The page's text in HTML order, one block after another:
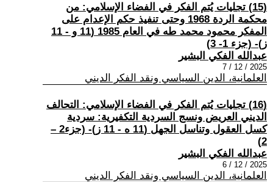
(15) تجليات يُتم الفكر في الفضاء الإسلامي: من
محكمة الردة 1968 وحتى تنفيذ حكم الإعدام على
المفكر محمود محمد طه في العام 1985 (11 و - 11
ز)- (جزء 1- 3)
عبدالله الفكي البشير
2025 / 12 / 7
العلمانية، الدين السياسي ونقد الفكر الديني
(16) تجليات يُتم الفكر في الفضاء الإسلامي: التحالف
الديني العريض ونسج السردية التكفيرية: سردية
كسل العقول وتناسل الجهل (11 ه - 11 ز)- (جزء2 –
2)
عبدالله الفكي البشير
2025 / 12 / 6
العلمانية، الدين السياسي ونقد الفكر الديني